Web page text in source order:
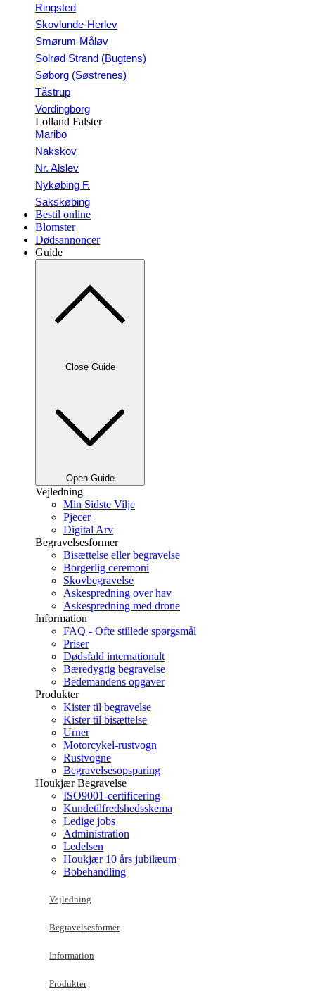
Ringsted
Skovlunde-Herlev
Smørum-Måløv
Solrød Strand (Bugtens)
Søborg (Søstrenes)
Tåstrup
Vordingborg
Lolland Falster
Maribo
Nakskov
Nr. Alslev
Nykøbing F.
Sakskøbing
Bestil online
Blomster
Dødsannoncer
Guide
Close Guide
Open Guide
Vejledning
Min Sidste Vilje
Pjecer
Digital Arv
Begravelsesformer
Bisættelse eller begravelse
Borgerlig ceremoni
Skovbegravelse
Askespredning over hav
Askespredning med drone
Information
FAQ - Ofte stillede spørgsmål
Priser
Dødsfald internationalt
Bæredygtig begravelse
Bedemandens opgaver
Produkter
Kister til begravelse
Kister til bisættelse
Urner
Motorcykel-rustvogn
Rustvogne
Begravelsesopsparing
Houkjær Begravelse
ISO9001-certificering
Kundetilfredshedsskema
Ledige jobs
Administration
Ledelsen
Houkjær 10 års jubilæum
Bobehandling
Vejledning
Begravelsesformer
Information
Produkter